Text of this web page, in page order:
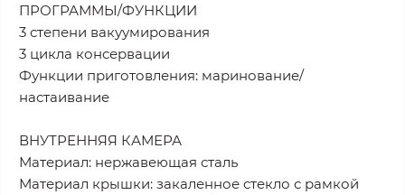
ПРОГРАММЫ/ФУНКЦИИ
3 степени вакуумирования
3 цикла консервации
Функции приготовления: маринование/
настаивание
ВНУТРЕННЯЯ КАМЕРА
Материал: нержавеющая сталь
Материал крышки: закаленное стекло с рамкой